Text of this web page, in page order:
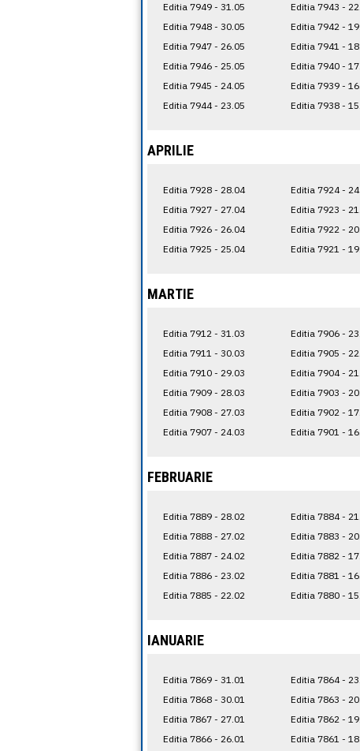
Editia 7949 - 31.05
Editia 7948 - 30.05
Editia 7947 - 26.05
Editia 7946 - 25.05
Editia 7945 - 24.05
Editia 7944 - 23.05
Editia 7943 -
Editia 7942 -
Editia 7941 -
Editia 7940 -
Editia 7939 -
Editia 7938 -
APRILIE
Editia 7928 - 28.04
Editia 7927 - 27.04
Editia 7926 - 26.04
Editia 7925 - 25.04
Editia 7924 -
Editia 7923 -
Editia 7922 -
Editia 7921 -
MARTIE
Editia 7912 - 31.03
Editia 7911 - 30.03
Editia 7910 - 29.03
Editia 7909 - 28.03
Editia 7908 - 27.03
Editia 7907 - 24.03
Editia 7906 -
Editia 7905 -
Editia 7904 -
Editia 7903 -
Editia 7902 -
Editia 7901 -
FEBRUARIE
Editia 7889 - 28.02
Editia 7888 - 27.02
Editia 7887 - 24.02
Editia 7886 - 23.02
Editia 7885 - 22.02
Editia 7884 -
Editia 7883 -
Editia 7882 -
Editia 7881 -
Editia 7880 -
IANUARIE
Editia 7869 - 31.01
Editia 7868 - 30.01
Editia 7867 - 27.01
Editia 7866 - 26.01
Editia 7864 -
Editia 7863 -
Editia 7862 -
Editia 7861 -